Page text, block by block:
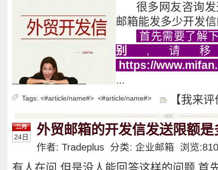
很多网友咨询
邮箱能发多少开发
.首先需要了解
别 ,请
https://
...
Tags: <#article/name#> <#article/name#> 【我来
二月
24日 外贸邮箱的开发信发送限额是
作者: Tradeplus 分类: 企业邮箱 浏览:810